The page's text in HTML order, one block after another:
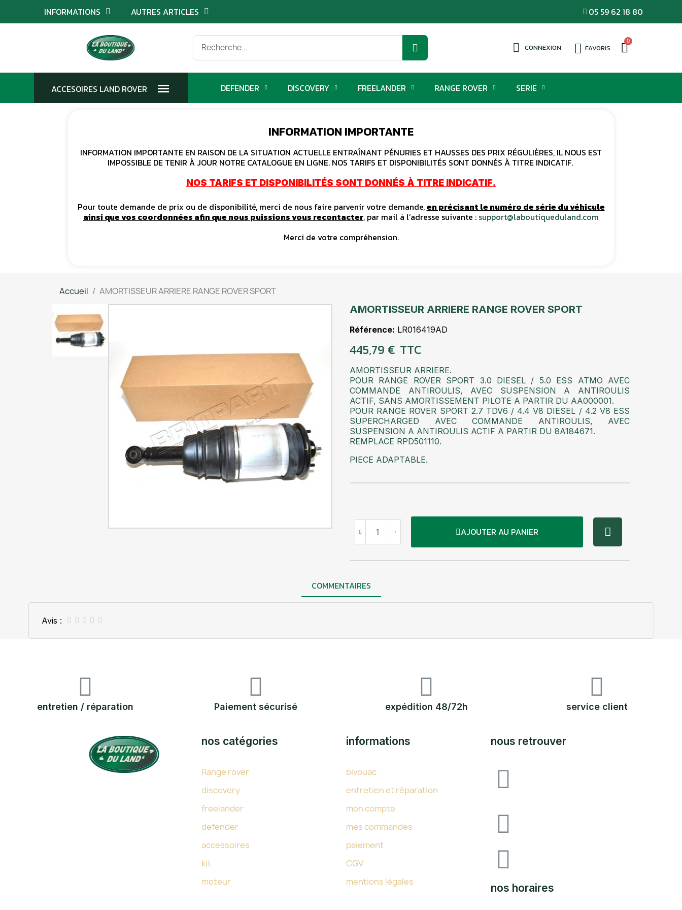
INFORMATIONS AUTRES ARTICLES 05 59 62 18 80
CONNEXION FAVORIS
DEFENDER DISCOVERY FREELANDER RANGE ROVER SERIE
INFORMATION IMPORTANTE
INFORMATION IMPORTANTE EN RAISON DE LA SITUATION ACTUELLE ENTRAÎNANT PÉNURIES ET HAUSSES DES PRIX RÉGULIÈRES, IL NOUS EST
IMPOSSIBLE DE TENIR À JOUR NOTRE CATALOGUE EN LIGNE. NOS TARIFS ET DISPONIBILITÉS SONT DONNÉS À TITRE INDICATIF.
NOS TARIFS ET DISPONIBILITÉS SONT DONNÉS À TITRE INDICATIF.
Pour toute demande de prix ou de disponibilité, merci de nous faire parvenir votre demande,en précisant le numéro de série du véhicule
ainsi que vos coordonnées afin que nous puissions vous recontacter, par mail à l’adresse suivante : support@laboutiqueduland.com
Merci de votre compréhension.
Accueil AMORTISSEUR ARRIERE RANGE ROVER SPORT
AMORTISSEUR ARRIERE RANGE ROVER SPORT
Référence LR016419AD
445,79 € TTC
AMORTISSEUR ARRIERE.
POUR RANGE ROVER SPORT 3.0 DIESEL / 5.0 ESS ATMO AVEC
COMMANDE ANTIROULIS, AVEC SUSPENSION A ANTIROULIS
ACTIF, SANS AMORTISSEMENT PILOTE A PARTIR DU AA000001.
POUR RANGE ROVER SPORT 2.7 TDV6 / 4.4 V8 DIESEL / 4.2 V8 ESS
SUPERCHARGED AVEC COMMANDE ANTIROULIS, AVEC
SUSPENSION A ANTIROULIS ACTIF A PARTIR DU 8A184671.
REMPLACE RPD501110.
PIECE ADAPTABLE.
AJOUTER AU PANIER
COMMENTAIRES
Avis :     
entretien / réparation Paiement sécurisé expédition 48/72h service client
nos catégories
Range rover
discovery
freelander
defender
accessoires
kit
moteur
informations
bivouac
entretien et réparation
mon compte
mes commandes
paiement
CGV
mentions légales
nous retrouver
nos horaires